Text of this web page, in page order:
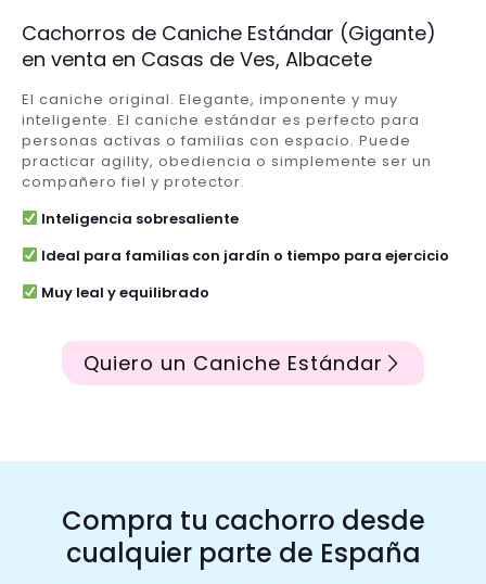
Cachorros de Caniche Estándar (Gigante)
en venta en Casas de Ves, Albacete
El caniche original. Elegante, imponente y muy
inteligente. El caniche estándar es perfecto para
personas activas o familias con espacio. Puede
practicar agility, obediencia o simplemente ser un
compañero fiel y protector.
Inteligencia sobresaliente
Ideal para familias con jardín o tiempo para ejercicio
Muy leal y equilibrado
Quiero un Caniche Estándar
Compra tu cachorro desde
cualquier parte de España